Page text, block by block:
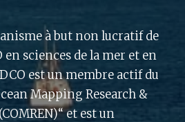
à but non lucratif de
sciences de la mer et en
est un membre actif du
Mapping Research &
et est un